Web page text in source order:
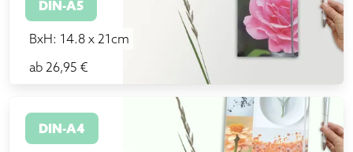
DIN-A5
BxH: 14.8 x 21cm
ab 26,95 €
DIN-A4